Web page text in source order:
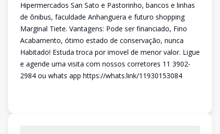
Hipermercados San Sato e Pastorinho, bancos e linhas
de ônibus, faculdade Anhanguera e futuro shopping
Marginal Tiete. Vantagens: Pode ser financiado, Fino
Acabamento, ótimo estado de conservação, nunca
Habitado! Estuda troca por imovel de menor valor. Ligue
e agende uma visita com nossos corretores 11 3902-
2984 ou whats app https://whats.link/11930153084